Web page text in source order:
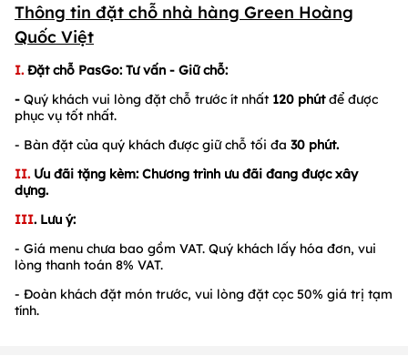
Thông tin đặt chỗ nhà hàng Green Hoàng
Quốc Việt
I. Đặt chỗ PasGo: Tư vấn - Giữ chỗ:
- Quý khách vui lòng đặt chỗ trước ít nhất 120 phútđể được
phục vụ tốt nhất.
- Bàn đặt của quý khách được giữ chỗ tối đa 30 phút.
II. Ưu đãi tặng kèm: Chương trình ưu đãi đang được xây
dựng.
III. Lưu ý:
- Giá menu chưa bao gồm VAT. Quý khách lấy hóa đơn, vui
lòng thanh toán 8% VAT.
- Đoàn khách đặt món trước, vui lòng đặt cọc 50% giá trị tạm
tính.
/1